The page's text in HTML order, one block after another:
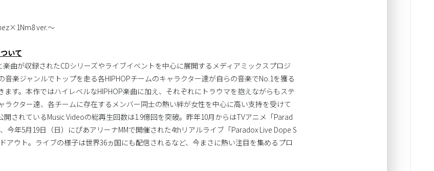
ver.～
いて
楽曲が収録されたCDシリーズやライブイベントを中心に展開するメディアミックスプロジ
楽ジャンルでトップを走る各HIPHOPチームのキャラクター達が自らの音楽でNo.1を獲る
す。本作ではハイレベルなHIPHOP楽曲に加え、それぞれにトラウマを抱えながらもステ
ラクター達、各チームに存在するメンバー同士の熱い絆が女性を中心に高い支持を受けて
されているMusic Videoの総再生回数は1.9億回を突破。昨年10月からはTVアニメ「Parad
今年5月19日（日）にぴあアリーナMMで開催された4thリアルライブ「Paradox Live Dope S
アウト。ライブの様子は世界36ヵ国にも配信されるなど、今まさに熱い注目を集めるプロ